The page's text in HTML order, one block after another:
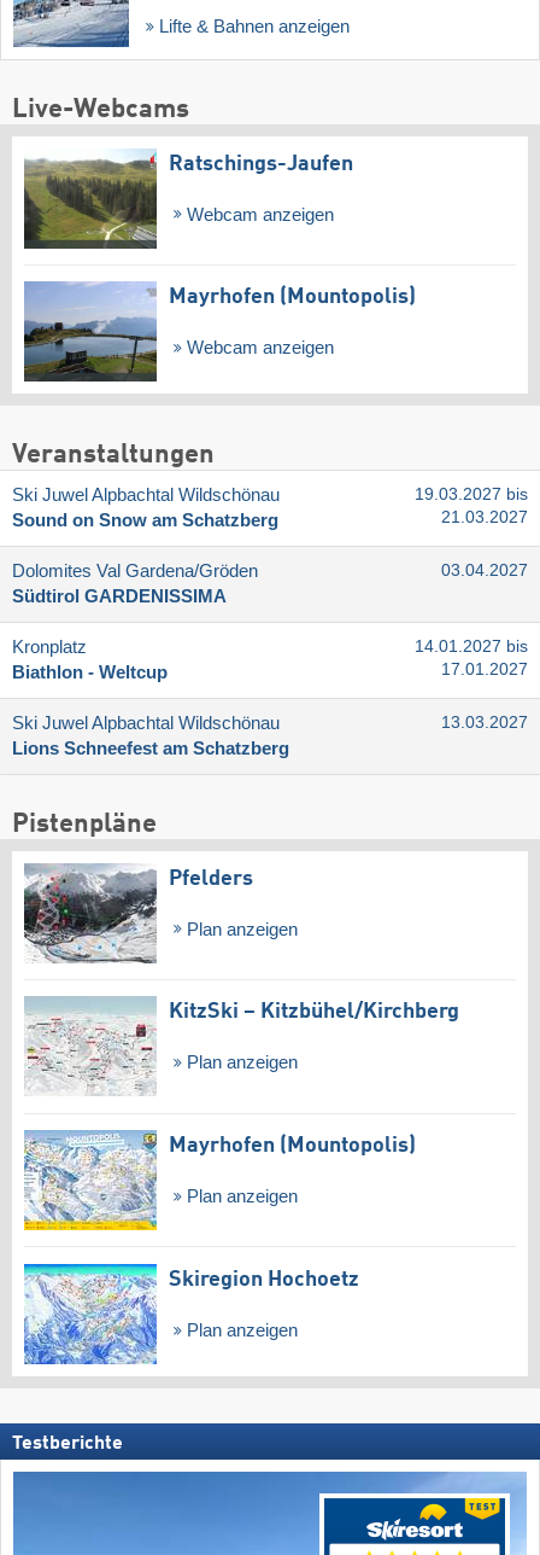
Lifte & Bahnen anzeigen
Live-Webcams
Ratschings-Jaufen
Webcam anzeigen
Mayrhofen (Mountopolis)
Webcam anzeigen
Veranstaltungen
Ski Juwel Alpbachtal Wildschönau
Sound on Snow am Schatzberg
19.03.2027 bis
21.03.2027
Dolomites Val Gardena/​Gröden
Südtirol GARDENISSIMA
03.04.2027
Kronplatz
Biathlon - Weltcup
14.01.2027 bis
17.01.2027
Ski Juwel Alpbachtal Wildschönau
Lions Schneefest am Schatzberg
13.03.2027
Pistenpläne
Pfelders
Plan anzeigen
KitzSki – Kitzbühel/​Kirchberg
Plan anzeigen
Mayrhofen (Mountopolis)
Plan anzeigen
Skiregion Hochoetz
Plan anzeigen
Testberichte